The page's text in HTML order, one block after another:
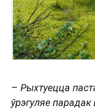
– Рыхтуецца
ўрэгуляе